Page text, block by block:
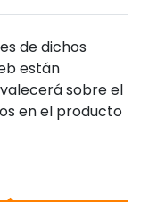
de dichos
están
sobre el
en el producto